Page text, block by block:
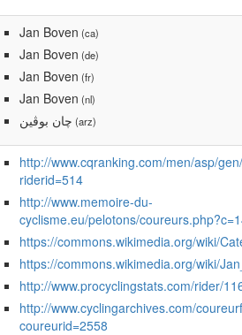
Jan Boven (ca)
Jan Boven (de)
Jan Boven (fr)
Jan Boven (nl)
چان بوڤين (arz)
http://www.cqranking.com/men/asp/
riderid=514
http://www.memoire-du-
cyclisme.eu/pelotons/
https://commons.wikimedia.org/wiki/
https://commons.wikimedia.org/wiki/
http://www.procyclingstats.com/rider/
http://www.cyclingarchives.com/
coureurid=2558